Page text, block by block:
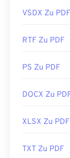
VSDX Zu PDF
RTF Zu PDF
PS Zu PDF
DOCX Zu
XLSX Zu PDF
TXT Zu PDF